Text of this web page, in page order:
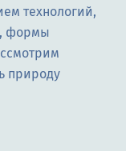
технологий,
формы
природу